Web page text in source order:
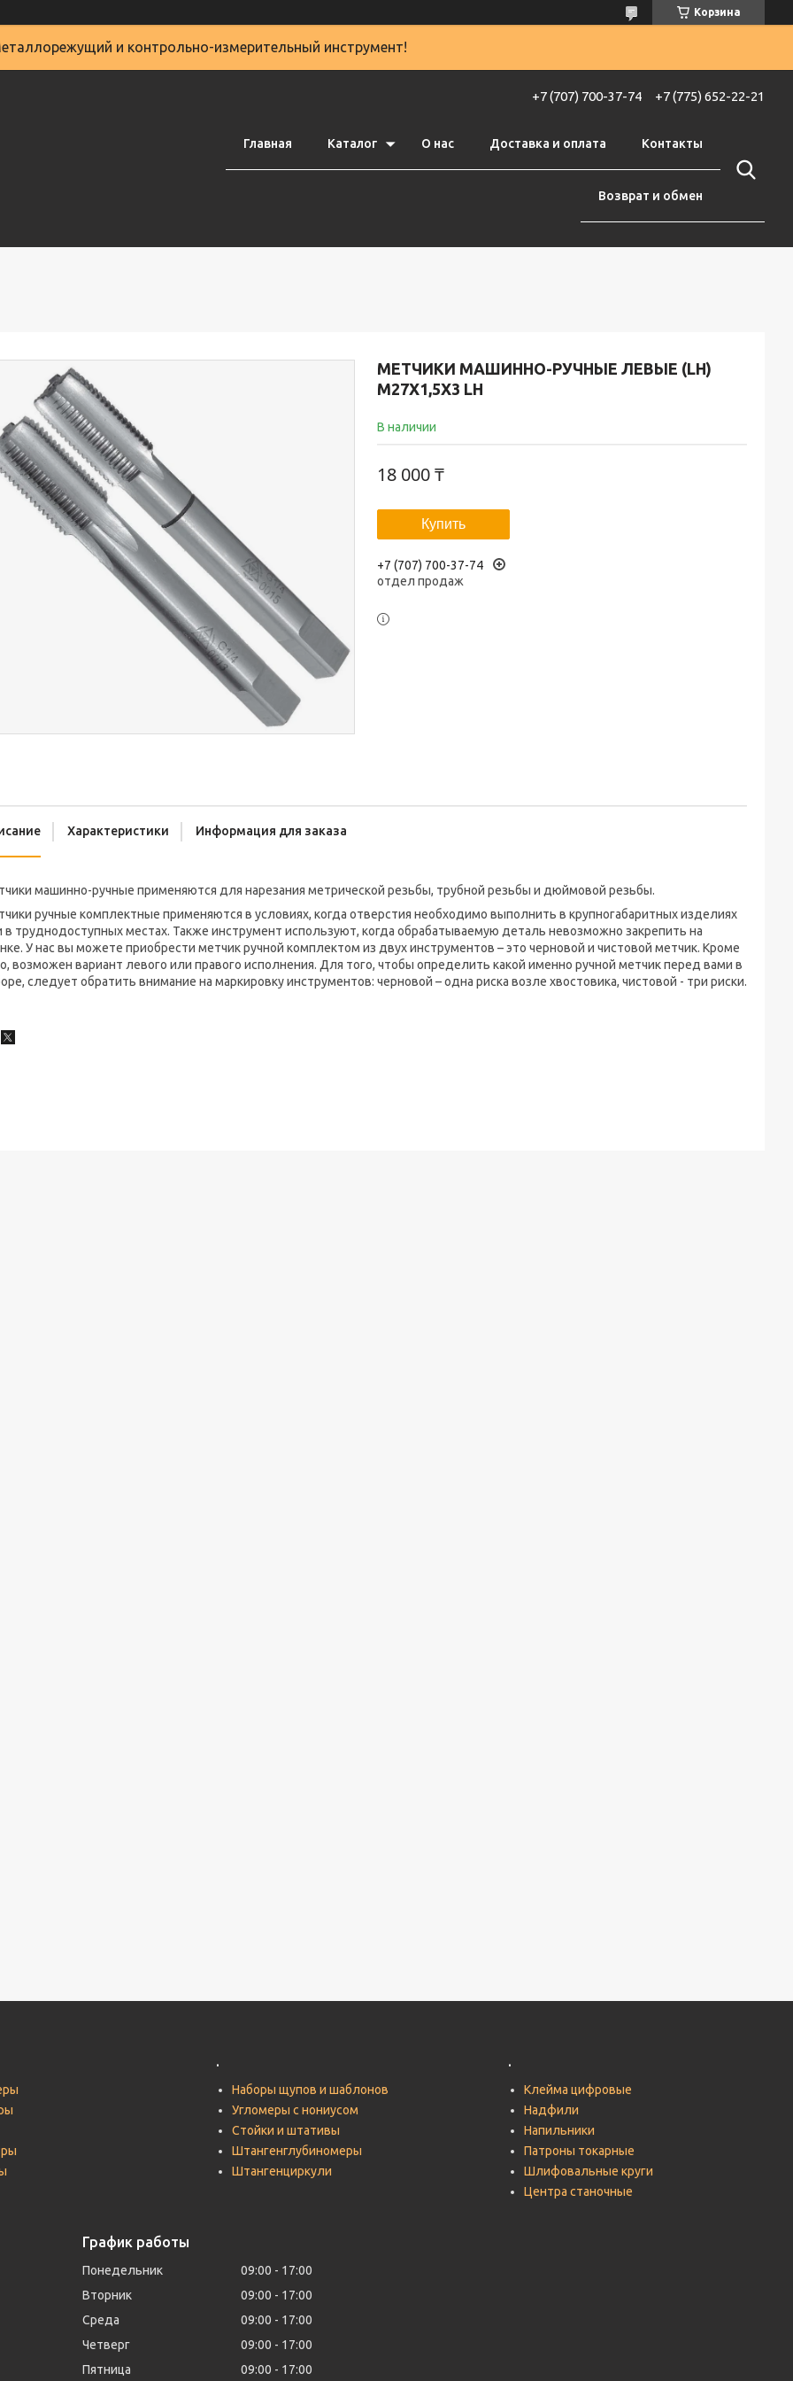
Корзина
и контрольно-измерительный инструмент!
+7 (707) 700-37-74 +7 (775) 652-22-21
Главная Каталог О нас Доставка и оплата Контакты
Возврат и обмен
МЕТЧИКИ МАШИННО-РУЧНЫЕ ЛЕВЫЕ (LH)
М27X1,5Х3 LH
В наличии
18 000 ₸
Купить
+7 (707) 700-37-74
отдел продаж
Характеристики Информация для заказа
машинно-ручные применяются для нарезания метрической резьбы, трубной резьбы и дюймовой резьбы.
ручные комплектные применяются в условиях, когда отверстия необходимо выполнить в крупногабаритных изделиях
в труднодоступных местах. Также инструмент используют, когда обрабатываемую деталь невозможно закрепить на
У нас вы можете приобрести метчик ручной комплектом из двух инструментов – это черновой и чистовой метчик. Кроме
возможен вариант левого или правого исполнения. Для того, чтобы определить какой именно ручной метчик перед вами в
следует обратить внимание на маркировку инструментов: черновой – одна риска возле хвостовика, чистовой - три риски.
.
Наборы щупов и шаблонов
Угломеры с нониусом
Стойки и штативы
Штангенглубиномеры
Штангенциркули
.
Клейма цифровые
Надфили
Напильники
Патроны токарные
Шлифовальные круги
Центра станочные
График работы
Понедельник 09:00
17:00
Вторник
09:00
17:00
Среда
09:00
17:00
Четверг
09:00
17:00
Пятница
09:00 17:00